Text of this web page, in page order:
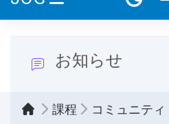
お知らせ
課程
コミュニティ